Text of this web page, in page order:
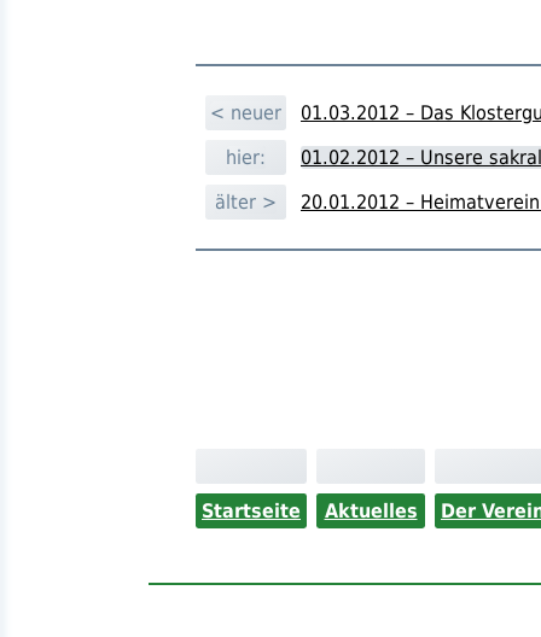
< neuer
01.03.2012 – Das
hier:
01.02.2012 – Unsere
älter >
20.01.2012 –
Startseite Aktuelles Der